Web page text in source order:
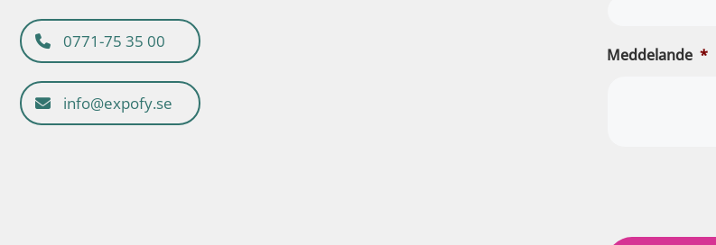
0771-75 35 00
info@expofy.se
Meddelande *